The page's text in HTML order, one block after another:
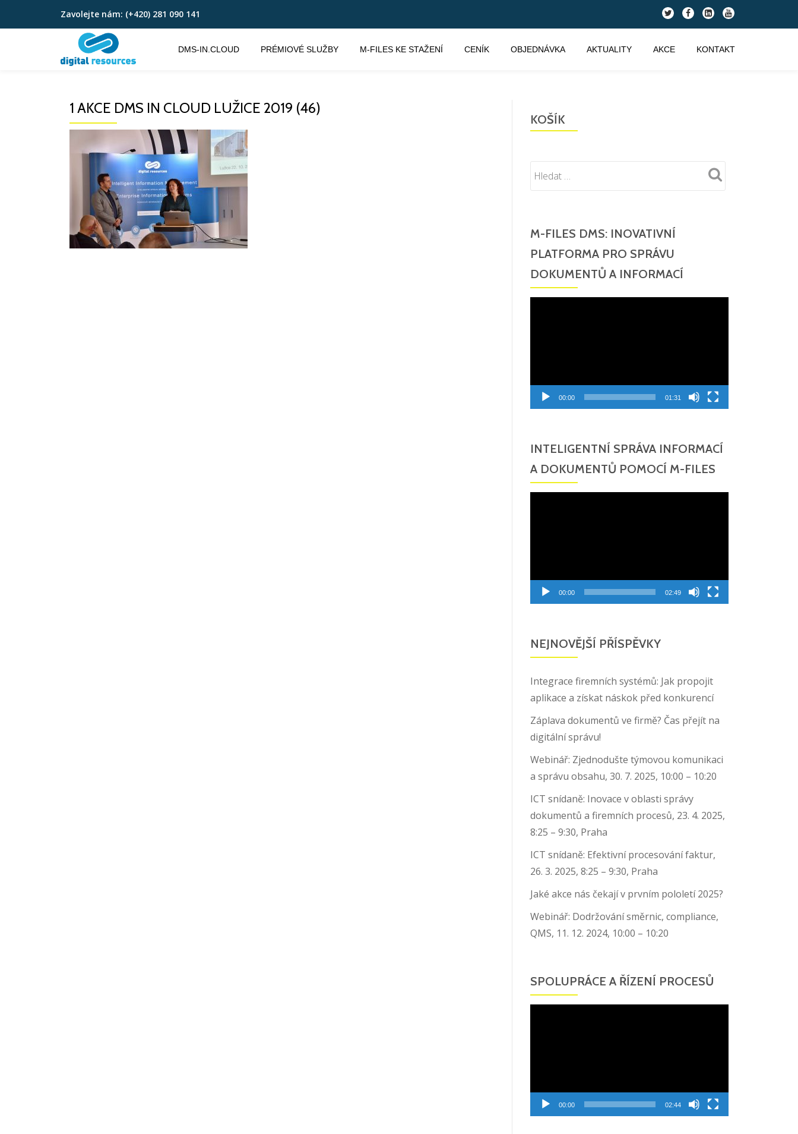
Přeskočit
Zavolejte nám: (+420) 281 090 141
fa-
twitter
fa-
facebook
fa-
linkedin-
square
fa-
youtube
DMS-IN.CLOUD PRÉMIOVÉ SLUŽBY M-FILES KE STAŽENÍ CENÍK OBJEDNÁVKA AKTUALITY AKCE KONTAKT
1 AKCE DMS IN CLOUD LUŽICE 2019 (46)
KOŠÍK
M-FILES DMS: INOVATIVNÍ
PLATFORMA PRO SPRÁVU
DOKUMENTŮ A INFORMACÍ
00:00 01:31
INTELIGENTNÍ SPRÁVA INFORMACÍ
A DOKUMENTŮ POMOCÍ M-FILES
00:00 02:49
NEJNOVĚJŠÍ PŘÍSPĚVKY
Integrace firemních systémů: Jak propojit
aplikace a získat náskok před konkurencí
Záplava dokumentů ve firmě? Čas přejít na
digitální správu!
Webinář: Zjednodušte týmovou komunikaci
a správu obsahu, 30. 7. 2025, 10:00 – 10:20
ICT snídaně: Inovace v oblasti správy
dokumentů a firemních procesů, 23. 4. 2025,
8:25 – 9:30, Praha
ICT snídaně: Efektivní procesování faktur,
26. 3. 2025, 8:25 – 9:30, Praha
Jaké akce nás čekají v prvním pololetí 2025?
Webinář: Dodržování směrnic, compliance,
QMS, 11. 12. 2024, 10:00 – 10:20
SPOLUPRÁCE A ŘÍZENÍ PROCESŮ
00:00 02:44